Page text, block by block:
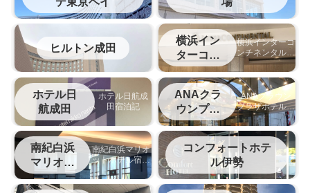
ヒルトン成田
横浜イン
ターコン
チネンタ
ル
横浜インターコ
ンチネンタルホ
テルの宿泊記
ホテル日
航成田
ホテル日航成
田宿泊記
ANAクラ
ウンプラ
ザ松山
ANAクラウン
プラザホテル松
山宿泊記
南紀白浜
マリオッ
ト
南紀白浜マリオ
ットホテル宿泊
記
コンフォートホテ
ル伊勢